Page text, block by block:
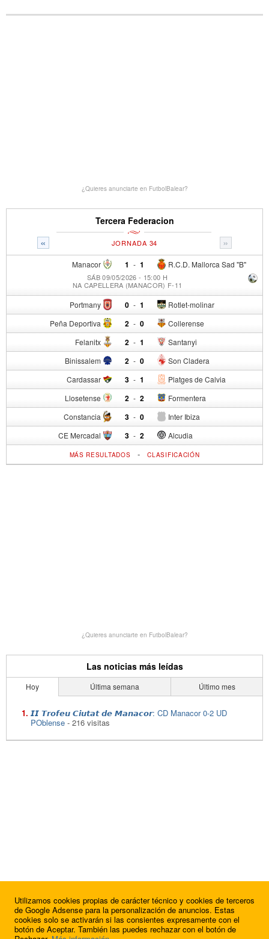
¿Quieres anunciarte en FutbolBalear?
Tercera Federacion
« »
JORNADA 34
Manacor 1 - R.C.D. Mallorca Sad "B"
1
SÁB 09/05/2026 - 15:00 H
NA CAPELLERA (MANACOR) F-11
Portmany 0 - Rotlet-molinar
1
Peña Deportiva 2 - Collerense
0
Felanitx 2 - Santanyi
1
Binissalem 2 - Son Cladera
0
Cardassar 3 - Platges de Calvia
1
Llosetense 2 - Formentera
2
Constancia 3 - Inter Ibiza
0
CE Mercadal 3 - Alcudia
2
MÁS RESULTADOS -CLASIFICACIÓN
¿Quieres anunciarte en FutbolBalear?
Las noticias más leídas
Hoy Última semana Último mes
𝙄𝙄 𝙏𝙧𝙤𝙛𝙚𝙪 𝘾𝙞𝙪𝙩𝙖𝙩 𝙙𝙚 𝙈𝙖𝙣𝙖𝙘𝙤𝙧: CD Manacor 0-2 UD
POblense - 216 visitas
Utilizamos cookies propias de carácter técnico y cookies de terceros
de Google Adsense para la personalización de anuncios. Estas
cookies solo se activarán si las consientes expresamente con el
botón de Aceptar. También las puedes rechazar con el botón de